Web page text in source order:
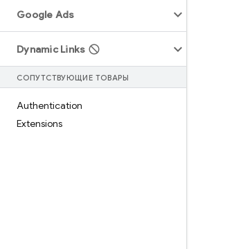
Google Ads
Dynamic Links
СОПУТСТВУЮЩИЕ ТОВАРЫ
Authentication
Extensions